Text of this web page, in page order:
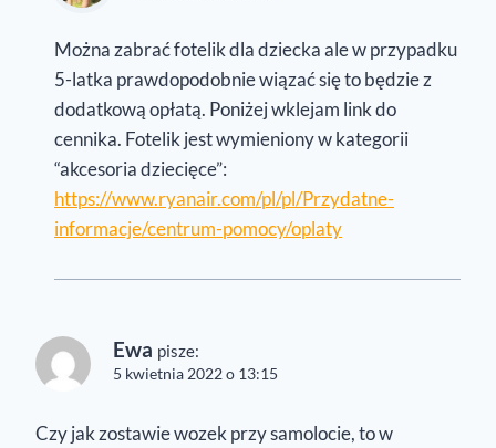
Można zabrać fotelik dla dziecka ale w przypadku
5-latka prawdopodobnie wiązać się to będzie z
dodatkową opłatą. Poniżej wklejam link do
cennika. Fotelik jest wymieniony w kategorii
“akcesoria dziecięce”:
https://www.ryanair.com/pl/pl/Przydatne-
informacje/centrum-pomocy/oplaty
Ewa pisze:
5 kwietnia 2022 o 13:15
Czy jak zostawie wozek przy samolocie, to w